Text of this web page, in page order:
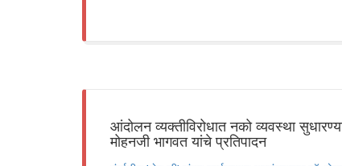
आंदोलन व्यक्तीविरोधात नको व्यवस्था
मोहनजी भागवत यांचे प्रतिपादन